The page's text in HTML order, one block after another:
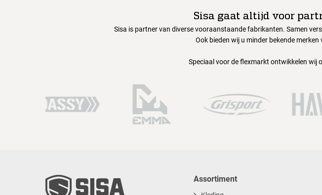
Sisa gaat altijd voor
Sisa is partner van diverse vooraanstaande fabrikanten. Samen
Ook bieden wij u minder bekende
Speciaal voor de flexmarkt ontwikkelen wij
Assortiment